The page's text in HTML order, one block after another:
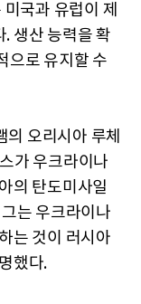
국과 유럽이 제
생산 능력을 확
으로 유지할 수
오리시아 루체
가 우크라이나
의 탄도미사일
는 우크라이나
는 것이 러시아
했다.